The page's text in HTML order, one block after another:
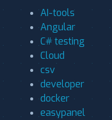
AI-tools
Angular
C# testing
Cloud
csv
developer
docker
easypanel